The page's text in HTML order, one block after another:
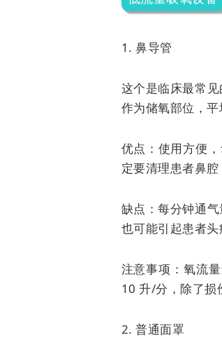
1. 鼻导管
这个是临床最常
作为储氧部位，
优点：使用方便，
定要清理患者鼻
缺点：每分钟通
也可能引起患者头
注意事项：氧流
10 升/分，除了损
2. 普通面罩